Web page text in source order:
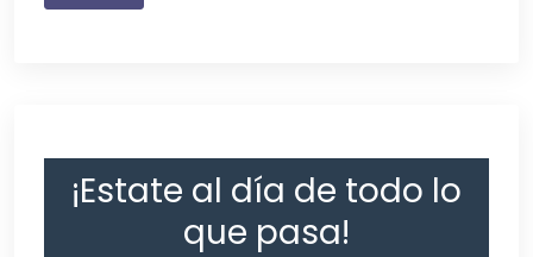
¡Estate al día de todo lo
que pasa!